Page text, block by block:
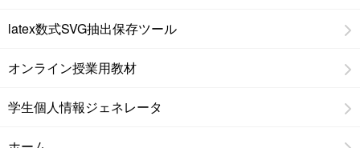
latex数式SVG抽出保存ツール
オンライン授業用教材
学生個人情報ジェネレータ